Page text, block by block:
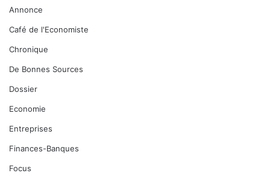
Annonce
Café de l'Economiste
Chronique
De Bonnes Sources
Dossier
Economie
Entreprises
Finances-Banques
Focus